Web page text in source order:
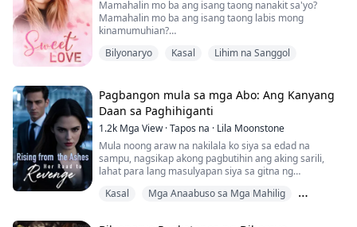
Mamahalin mo ba ang isang taong nanakit sa'yo?
Mamahalin mo ba ang isang taong labis mong
kinamumuhian?
sasabihin mo bang oo?
Bilyonaryo Kasal Lihim na Sanggol
Pagbangon mula sa mga Abo: Ang Kanyang
Daan sa Paghihiganti
1.2k Mga View·Tapos na · Lila Moonstone
Mula noong araw na nakilala ko siya sa edad na
sampu, nagsikap akong pagbutihin ang aking sarili,
lahat para lang masulyapan siya sa gitna ng
habambuhay. Ngunit ang labindalawang taon na iyon
Kasal
Mga Anaabuso sa Mga Mahilig